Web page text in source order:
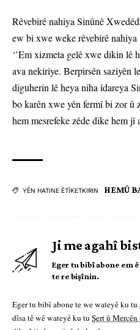
Rêvebirê nahiya Sinûnê
ew bi xwe weke rêvebirê
‘’Em xizmeta gelê xwe dikin lê
ava nekiriye. Berpirsên saziyên
diguherin lê heya niha îdareya
bo karên xwe yên fermî bi zor û
hem mesrefeke zêde dike hem jî
YÊN HATINE ÊTÎKETKIRIN HEMÛ
Ji me agahî
Eger tu bibî abone em
te re bişînin.
Eger tu bibî abone te we wateyê ku tu
dîsa tê wê wateyê ku tu Şert û Mercên